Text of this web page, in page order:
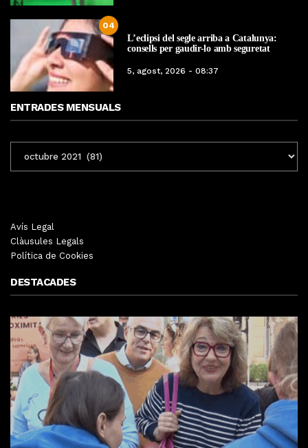
04
L’eclipsi del segle arriba a Catalunya:
consells per gaudir-lo amb seguretat
5, agost, 2026 - 08:37
ENTRADES MENSUALS
MENSUALS
Avís Legal
Clàusules Legals
Política de Cookies
DESTACADES